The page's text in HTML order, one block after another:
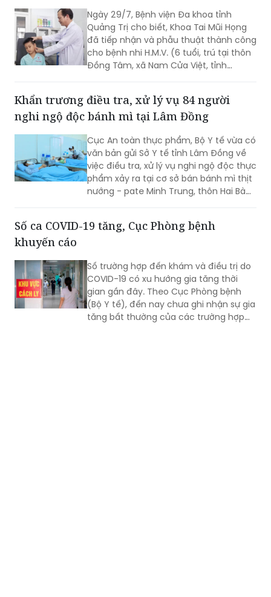
Nguyễn Thị Thu Hương - chuyên gia về
phòng, chống tác hại của thuốc lá
khẳng định đây là cách hiểu không
đúng. Thuốc lào là một dạng thuốc lá
theo quy định của pháp luật, vì vậy mọi
quy định về địa điểm cấm hút, xử phạt
quản lý đều được áp dụng tương tự
như đối với thuốc lá điếu.
Bé 6 tuổi bị que tre đâm xuyên vành tai khi
vui chơi
Ngày 29/7, Bệnh viện Đa khoa tỉnh
Quảng Trị cho biết, Khoa Tai Mũi Họng
cho bệnh nhi H.M.V. (6 tuổi, trú tại thôn
Đồng Tâm, xã Nam Cửa Việt, tỉnh
Quảng Trị) bị que tre đâm xuyên vành
Khẩn trương điều tra, xử lý vụ 84 người
nghi ngộ độc bánh mì tại Lâm Đồng
Cục An toàn thực phẩm, Bộ Y tế vừa có
văn bản gửi Sở Y tế tỉnh Lâm Đồng về
phẩm xảy ra tại cơ sở bán bánh mì thịt
nướng - pate Minh Trung, thôn Hai Bà
Số ca COVID-19 tăng, Cục Phòng bệnh
khuyến cáo
Số trường hợp đến khám và điều trị do
COVID-19 có xu hướng gia tăng thời